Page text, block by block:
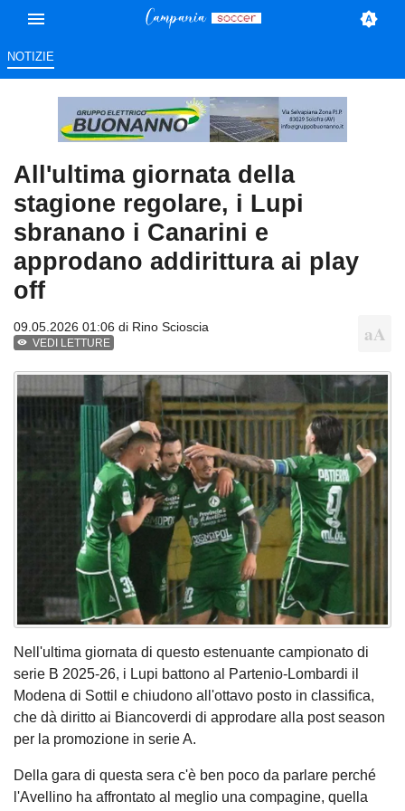
NOTIZIE
All'ultima giornata della
stagione regolare, i Lupi
sbranano i Canarini e
approdano addirittura ai play
off
09.05.2026 01:06 di Rino Scioscia
VEDI LETTURE
Nell'ultima giornata di questo estenuante campionato di
serie B 2025-26, i Lupi battono al Partenio-Lombardi il
Modena di Sottil e chiudono all'ottavo posto in classifica,
che dà diritto ai Biancoverdi di approdare alla post season
per la promozione in serie A.
Della gara di questa sera c'è ben poco da parlare perché
l'Avellino ha affrontato al meglio una compagine, quella